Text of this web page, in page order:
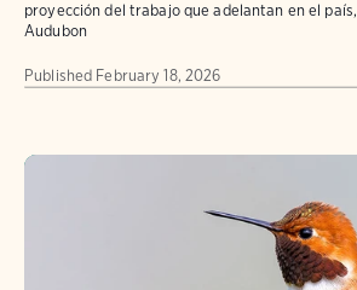
proyección del trabajo que adelantan en el país,
Audubon
Published February 18, 2026